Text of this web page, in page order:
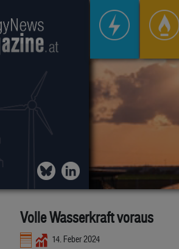
Volle Wasserkraft voraus
14. Feber 2024